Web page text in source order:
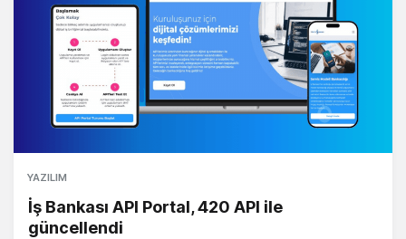
YAZILIM
İş Bankası API Portal, 420 API ile
güncellendi